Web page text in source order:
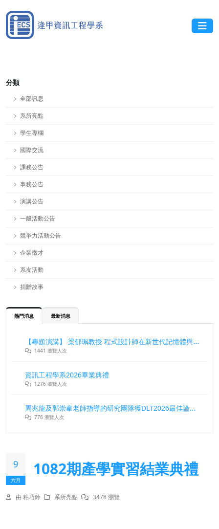
分類
全部訊息
系所亮點
學生專欄
國際交流
課務公告
事務公告
演講公告
一般活動公告
競爭力活動公告
企業徵才
系友活動
捐贈故事
熱門消息 最新消息
【專題演講】 梁郁珮教授 程式設計師在新世代記憶體與儲存系統中的角色與挑戰
1441 瀏覽人次
資訊工程學系2026畢業典禮
1276 瀏覽人次
周兆龍及郭崇韋老師指導的研究團隊獲DLT2026最佳論文獎
776 瀏覽人次
9
六月
1082期產學實習結業典禮
由 粘巧鈴 系所亮點 3478 瀏覽